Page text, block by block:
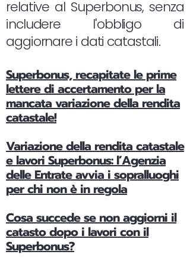
relative al Superbonus, senza
includere l'obbligo di
aggiornare i dati catastali.
Superbonus, recapitate le prime
lettere di accertamento per la
mancata variazione della rendita
catastale!
Variazione della rendita catastale
e lavori Superbonus: l’Agenzia
delle Entrate avvia i sopralluoghi
per chi non è in regola
Cosa succede se non aggiorni il
catasto dopo i lavori con il
Superbonus?